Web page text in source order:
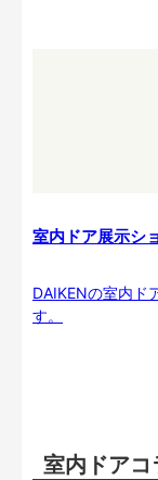
室内ドア展示シ
DAIKENの室内ド
す。
室内ドアコ